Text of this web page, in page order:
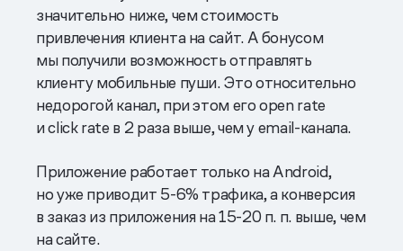
значительно ниже, чем стоимость
привлечения клиента на сайт. А бонусом
мы получили возможность отправлять
клиенту мобильные пуши. Это относительно
недорогой канал, при этом его open rate
и click rate в 2 раза выше, чем у email-канала.
Приложение работает только на Android,
но уже приводит 5-6% трафика, а конверсия
в заказ из приложения на 15-20 п. п. выше, чем
на сайте.